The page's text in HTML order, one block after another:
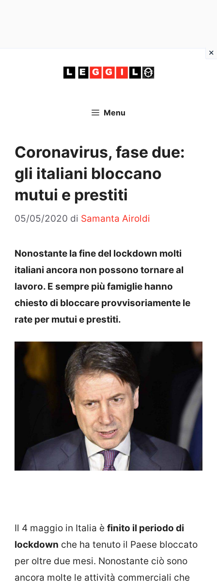
Menu
Coronavirus, fase due:
gli italiani bloccano
mutui e prestiti
05/05/2020 di Samanta Airoldi
Nonostante la fine del lockdown molti
italiani ancora non possono tornare al
lavoro. E sempre più famiglie hanno
chiesto di bloccare provvisoriamente le
rate per mutui e prestiti.
Il 4 maggio in Italia è finito il periodo di
lockdown che ha tenuto il Paese bloccato
per oltre due mesi. Nonostante ciò sono
ancora molte le attività commerciali che